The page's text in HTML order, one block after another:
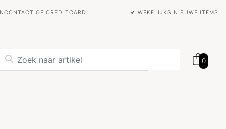
OF CREDITCARD ✔ WEKELIJKS NIEUWE ITEMS
0